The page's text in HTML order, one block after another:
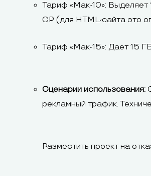
Тариф «Мак-10»: Выделяет
CP (для HTML-сайта это
Тариф «Мак-15»: Дает 15
Сценарии использования:
рекламный трафик.
Разместить проект на